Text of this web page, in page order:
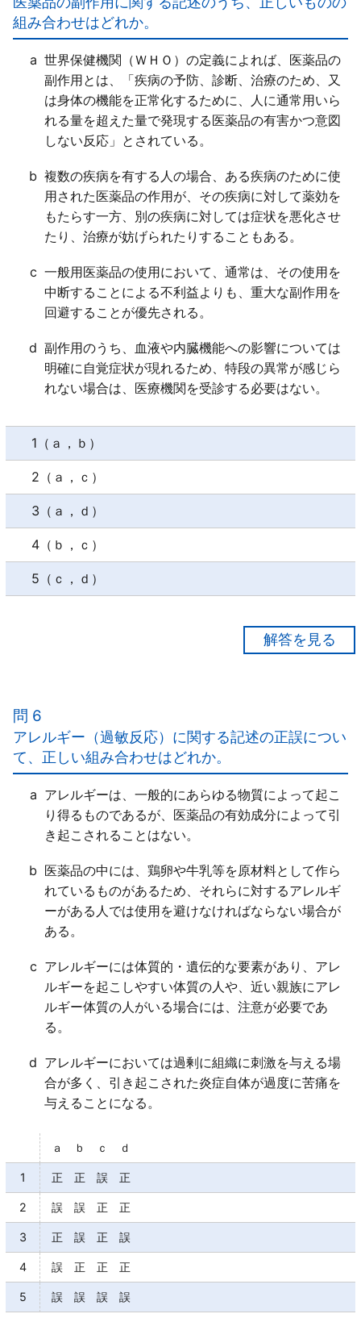
組み合わせはどれか。
a 世界保健機関（ＷＨＯ）の定義によれば、医薬品の
副作用とは、「疾病の予防、診断、治療のため、又
は身体の機能を正常化するために、人に通常用いら
れる量を超えた量で発現する医薬品の有害かつ意図
しない反応」とされている。
b 複数の疾病を有する人の場合、ある疾病のために使
用された医薬品の作用が、その疾病に対して薬効を
もたらす一方、別の疾病に対しては症状を悪化させ
たり、治療が妨げられたりすることもある。
c 一般用医薬品の使用において、通常は、その使用を
中断することによる不利益よりも、重大な副作用を
回避することが優先される。
d 副作用のうち、血液や内臓機能への影響については
明確に自覚症状が現れるため、特段の異常が感じら
れない場合は、医療機関を受診する必要はない。
1（ａ，ｂ）
2（ａ，ｃ）
3（ａ，ｄ）
4（ｂ，ｃ）
5（ｃ，ｄ）
疾病の予防、診断、治療のため、又は身体の機能を正
常化するために、人に「通常用いられる量」で発現す
る医薬品の有害かつ意図しない反応。
ｂ○
ｄ×
血液や内臓機能への影響等のように、「直ちに明確な
自覚症状として現れないこともあるので、継続して使
用する場合には、特段の異常が感じられなくても、医
療機関を受診するよう促していくことも重要であ
る」。
問 6
アレルギー（過敏反応）に関する記述の正誤につい
て、正しい組み合わせはどれか。
a アレルギーは、一般的にあらゆる物質によって起こ
り得るものであるが、医薬品の有効成分によって引
き起こされることはない。
b 医薬品の中には、鶏卵や牛乳等を原材料として作ら
れているものがあるため、それらに対するアレルギ
ーがある人では使用を避けなければならない場合が
ある。
c アレルギーには体質的・遺伝的な要素があり、アレ
ルギーを起こしやすい体質の人や、近い親族にアレ
ルギー体質の人がいる場合には、注意が必要であ
る。
d アレルギーにおいては過剰に組織に刺激を与える場
合が多く、引き起こされた炎症自体が過度に苦痛を
与えることになる。
ａ ｂ ｃ ｄ
1 正 正 誤 正
2 誤 誤 正 正
3 正 誤 正 誤
4 誤 正 正 正
5 誤 誤 誤 誤